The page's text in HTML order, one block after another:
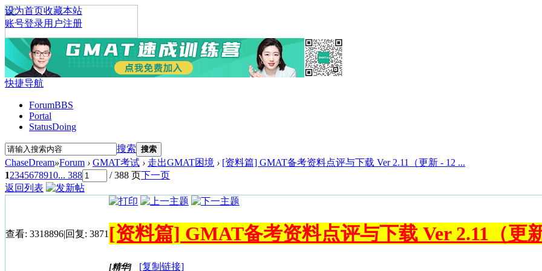
设为首页收藏本站
账号登录用户注册
快捷导航
ForumBBS
Portal
StatusDoing
搜索 搜索
ChaseDream»Forum › GMAT考试 › 走出GMAT困境 › [资料篇] GMAT备考资料点评与下载 Ver 2.11（更新 - 12 ...
12345678910... 388 / 388 页下一页
返回列表
查看: 3318896|回复: 3871 [资料篇] GMAT备考资料点评与下载 Ver 2.11（更
[精华] [复制链接]